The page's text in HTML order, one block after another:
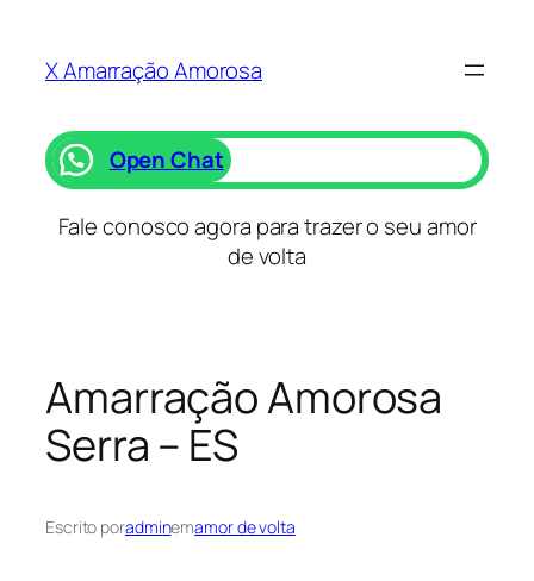
X Amarração Amorosa
Open Chat
Fale conosco agora para trazer o seu amor
de volta
Amarração Amorosa
Serra – ES
Escrito poradminemamor de volta